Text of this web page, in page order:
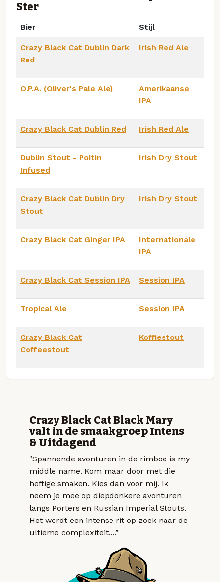
Ster
Bier Stijl
Crazy Black Cat Dublin Dark
Red
Irish Red Ale
O.P.A. (Oliver's Pale Ale)
Amerikaanse
IPA
Crazy Black Cat Dublin Red Irish Red Ale
Dublin Stout - Poitin
Infused
Irish Dry Stout
Crazy Black Cat Dublin Dry
Stout
Irish Dry Stout
Crazy Black Cat Ginger IPA
Internationale
IPA
Crazy Black Cat Session IPA Session IPA
Tropical Ale Session IPA
Crazy Black Cat
Coffeestout
Koffiestout
Crazy Black Cat Black Mary
valt in de smaakgroep Intens
& Uitdagend
"Spannende avonturen in de rimboe is my
middle name. Kom maar door met die
heftige smaken. Kies dan voor mij. Ik
neem je mee op diepdonkere avonturen
langs Porters en Russian Imperial Stouts.
Het wordt een intense rit op zoek naar de
ultieme complexiteit....”